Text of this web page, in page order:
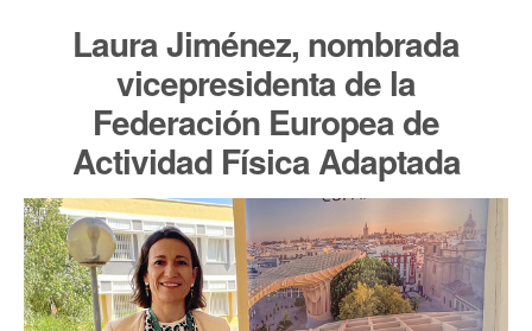
Laura Jiménez, nombrada
vicepresidenta de la
Federación Europea de
Actividad Física Adaptada